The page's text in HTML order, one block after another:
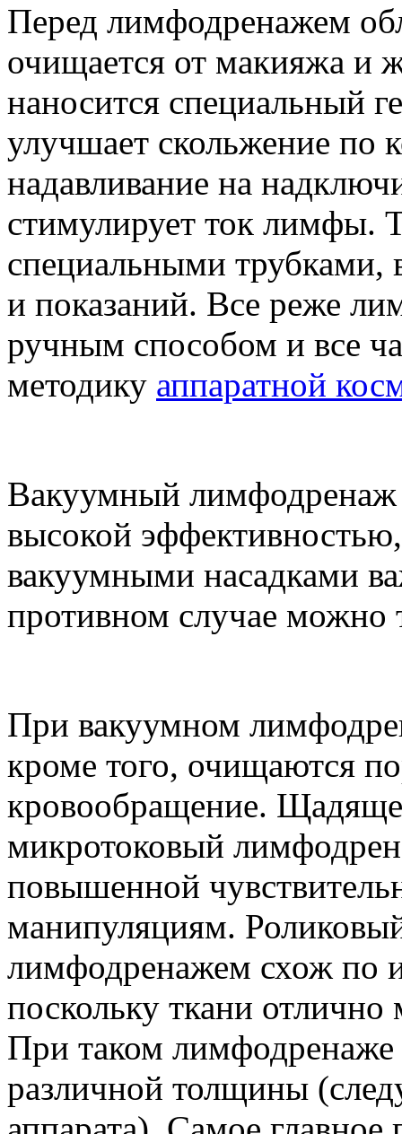
Перед лимфодренажем
очищается от макияжа и
наносится специальный
улучшает скольжение по
надавливание на
стимулирует ток лимфы.
специальными трубками,
и показаний. Все реже
ручным способом и все
методику аппаратной
Вакуумный лимфодренаж
высокой
вакуумными насадками
противном случае можно
При вакуумном
кроме того, очищаются
кровообращение.
микротоковый
повышенной
манипуляциям.
лимфодренажем схож по
поскольку ткани отлично
При таком лимфодренаже
различной толщины